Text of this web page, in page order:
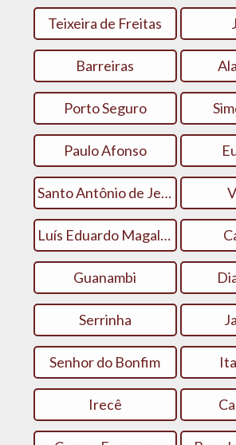
Teixeira de Freitas
Barreiras
Porto Seguro
Paulo Afonso
Santo Antônio de Jesus
Luís Eduardo Magalhães
Guanambi
Serrinha
Senhor do Bonfim
Irecê